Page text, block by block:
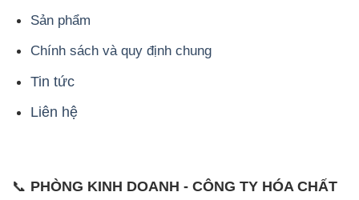
Sản phẩm
Chính sách và quy định chung
Tin tức
Liên hệ
📞 PHÒNG KINH DOANH - CÔNG TY HÓA CHẤT